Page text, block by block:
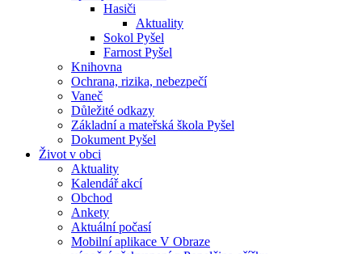
Hasiči
Aktuality
Sokol Pyšel
Farnost Pyšel
Knihovna
Ochrana, rizika, nebezpečí
Vaneč
Důležité odkazy
Základní a mateřská škola Pyšel
Dokument Pyšel
Život v obci
Aktuality
Kalendář akcí
Obchod
Ankety
Aktuální počasí
Mobilní aplikace V Obraze